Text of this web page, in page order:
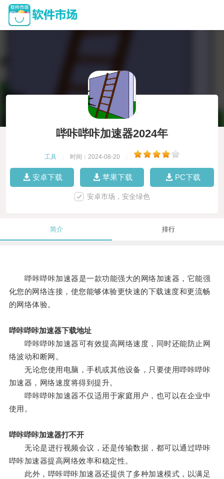
哔咔哔咔加速器2024年
工具 时间：2024-08-20
安卓下载 苹果下载 PC下载
安卓市场，安全绿色
简介 排行
哔咔哔咔加速器是一款功能强大的网络加速器，它能强
化您的网络连接，使您能够体验更快速的下载速度和更流畅
的网络体验。
哔咔哔咔加速器下载地址
哔咔哔咔加速器可有效提高网络速度，同时还能防止网
络波动和断网。
无论您使用电脑，手机或其他设备，只要使用哔咔哔咔
加速器，网络速度将得到提升。
哔咔哔咔加速器不仅适用于家庭用户，也可以在企业中
使用。
哔咔哔咔加速器打不开
无论是进行视频会议，还是传输数据，都可以通过哔咔
哔咔加速器提高网络效率和稳定性。
此外，哔咔哔咔加速器还提供了多种加速模式，以满足